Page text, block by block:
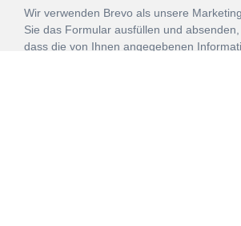
Wir verwenden Brevo als unsere
Sie das Formular ausfüllen und absenden,
dass die von Ihnen angegebenen